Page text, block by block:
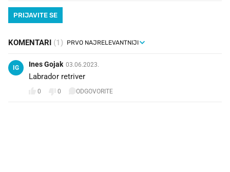
PRIJAVITE SE
KOMENTARI (1)
IG Ines Gojak 03.06.2023.
Labrador retriver
0 0 ODGOVORITE